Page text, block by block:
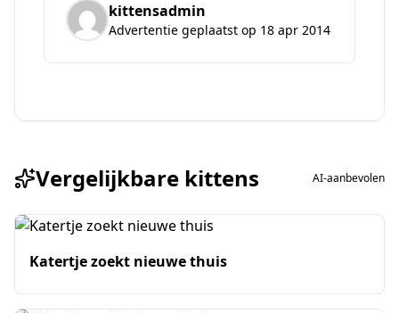
kittensadmin
Advertentie geplaatst op 18 apr 2014
Vergelijkbare kittens AI-aanbevolen
Katertje zoekt nieuwe thuis